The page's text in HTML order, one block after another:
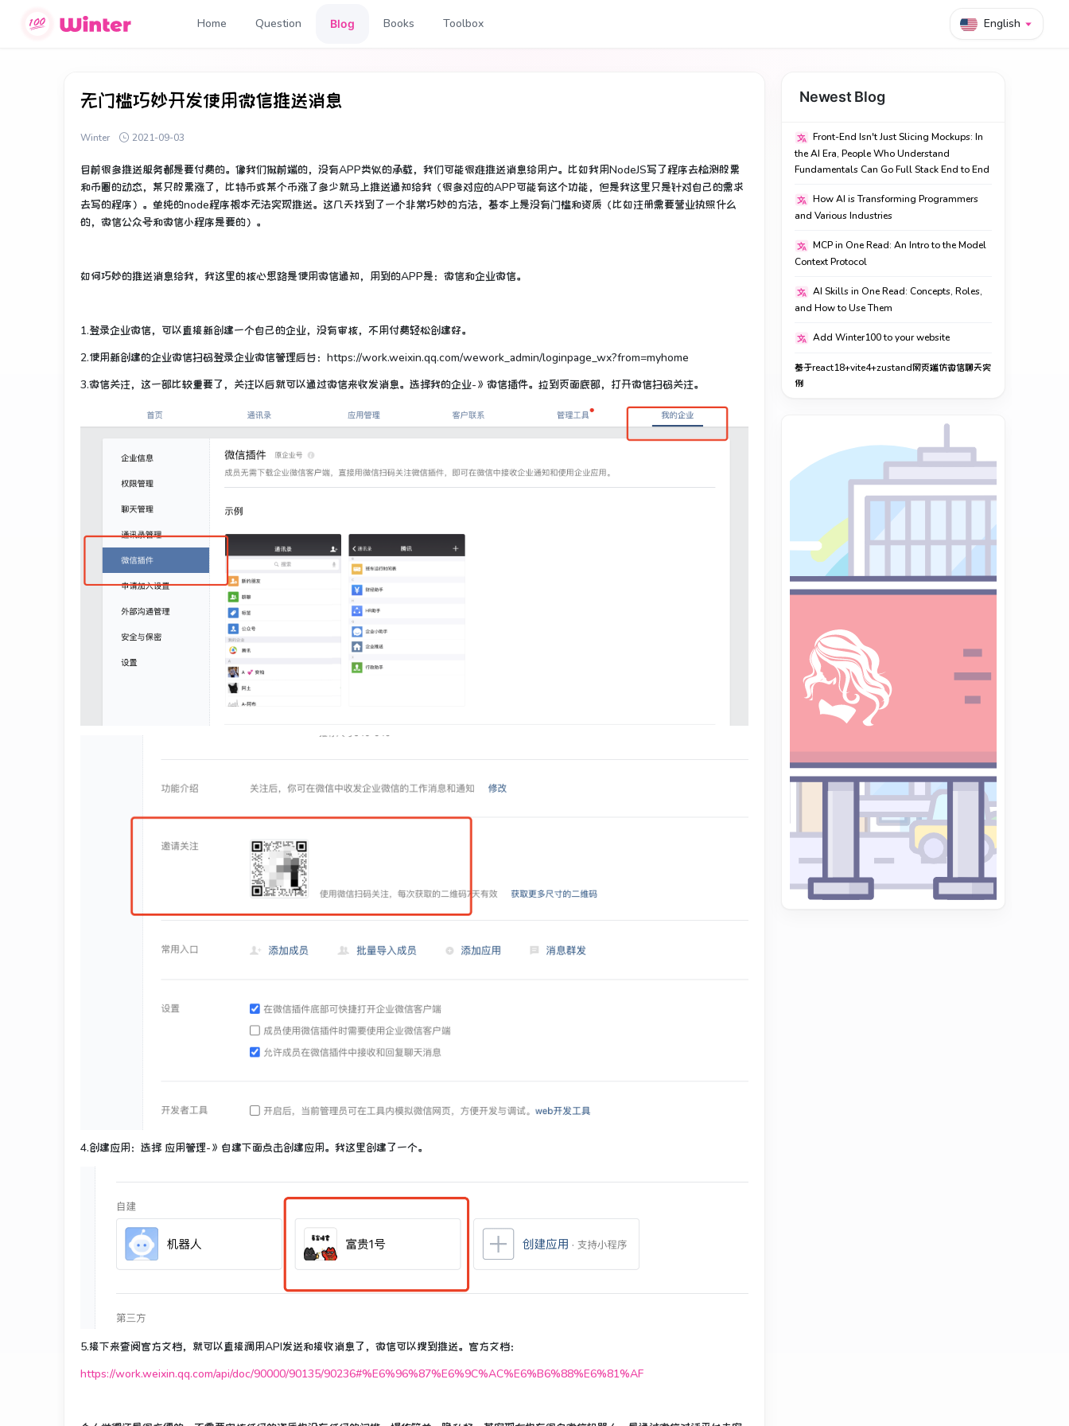
Home Question Blog Books Toolbox English
无门槛巧妙开发使用微信推送消息
Winter 2021-09-03
目前很多推送服务都是要付费的。像我们做前端的，没有APP类似的承载，我们可能很难推送消息给用户。比如我用NodeJS写了程序去检测股票
和币圈的动态，某只股票涨了，比特币或某个币涨了多少就马上推送通知给我（很多对应的APP可能有这个功能，但是我这里只是针对自己的需求
去写的程序）。单纯的node程序根本无法实现推送。这几天找到了一个非常巧妙的方法，基本上是没有门槛和资质（比如注册需要营业执照什么
的，微信公众号和微信小程序是要的）。
如何巧妙的推送消息给我，我这里的核心思路是使用微信通知，用到的APP是：微信和企业微信。
1.登录企业微信，可以直接新创建一个自己的企业，没有审核，不用付费轻松创建好。
2.使用新创建的企业微信扫码登录企业微信管理后台：https://work.weixin.qq.com/wework_admin/loginpage_wx?from=myhome
3.微信关注，这一部比较重要了，关注以后就可以通过微信来收发消息。选择我的企业-》 微信插件。拉到页面底部，打开微信扫码关注。
4.创建应用：选择 应用管理-》自建下面点击创建应用。我这里创建了一个。
5.接下来查阅官方文档，就可以直接调用API发送和接收消息了，微信可以搜到推送。官方文档：
https://work.weixin.qq.com/api/doc/90000/90135/90236#%E6%96%87%E6%9C%AC%E6%B6%88%E6%81%AF
Newest Blog
Front-End Isn't Just Slicing Mockups: In
the AI Era, People Who Understand
Fundamentals Can Go Full Stack End to End
How AI is Transforming Programmers
and Various Industries
MCP in One Read: An Intro to the Model
Context Protocol
AI Skills in One Read: Concepts, Roles,
and How to Use Them
Add Winter100 to your website
基于react18+vite4+zustand网页端仿微信聊天实
例